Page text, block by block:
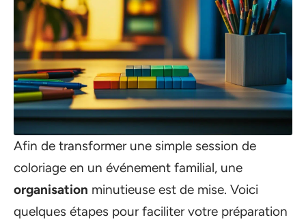
Afin de transformer une simple session de
coloriage en un événement familial, une
organisation minutieuse est de mise. Voici
quelques étapes pour faciliter votre préparation